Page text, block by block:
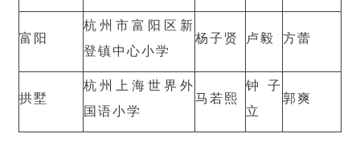
富阳
杭州市富阳区新
登镇中心小学
杨子贤 卢毅 方蕾
拱墅
杭州上海世界外
国语小学
马若熙
钟子
立
郭爽